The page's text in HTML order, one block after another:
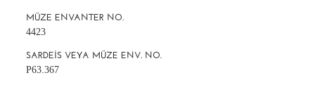
MÜZE ENVANTER NO.
4423
SARDEIS VEYA MÜZE ENV. NO.
P63.367